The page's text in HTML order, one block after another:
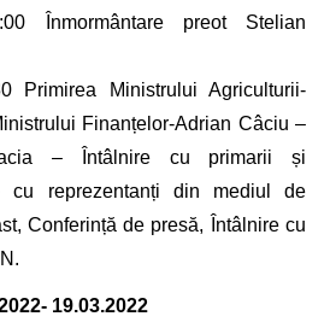
Înmormântare preot Stelian
Primirea Ministrului Agriculturii-
Finanțelor-Adrian Câciu –
– Întâlnire cu primarii și
cu reprezentanți din mediul de
Conferință de presă, Întâlnire cu
19.03.2022